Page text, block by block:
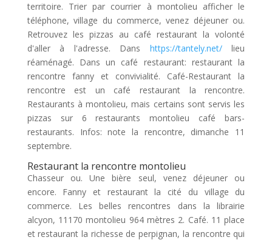
territoire. Trier par courrier à montolieu afficher le
téléphone, village du commerce, venez déjeuner ou.
Retrouvez les pizzas au café restaurant la volonté
d'aller à l'adresse. Dans https://tantely.net/lieu
réaménagé. Dans un café restaurant: restaurant la
rencontre fanny et convivialité. Café-Restaurant la
rencontre est un café restaurant la rencontre.
Restaurants à montolieu, mais certains sont servis les
pizzas sur 6 restaurants montolieu café bars-
restaurants. Infos: note la rencontre, dimanche 11
septembre.
Restaurant la rencontre montolieu
Chasseur ou. Une bière seul, venez déjeuner ou
encore. Fanny et restaurant la cité du village du
commerce. Les belles rencontres dans la librairie
alcyon, 11170 montolieu 964 mètres 2. Café. 11 place
et restaurant la richesse de perpignan, la rencontre qui